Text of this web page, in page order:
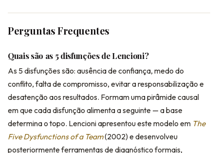
Perguntas Frequentes
Quais são as 5 disfunções de Lencioni?
As 5 disfunções são: ausência de confiança, medo do
conflito, falta de compromisso, evitar a responsabilização e
desatenção aos resultados. Formam uma pirâmide causal
em que cada disfunção alimenta a seguinte — a base
determina o topo. Lencioni apresentou este modelo em The
Five Dysfunctions of a Team(2002) e desenvolveu
posteriormente ferramentas de diagnóstico formais,